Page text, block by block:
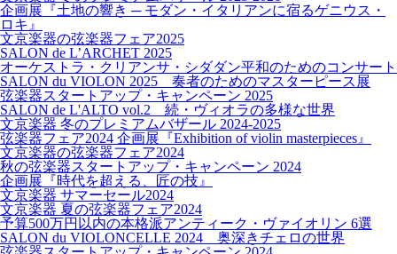
企画展『土地の響き ─ モダン・イタリアンに宿るゲニウス・
ロキ』
文京楽器の弦楽器フェア2025
SALON de L’ARCHET 2025
オーケストラ・クリアンサ・シダダン平和のためのコンサート
SALON du VIOLON 2025 奏者のためのマスターピース展
弦楽器スタートアップ・キャンペーン 2025
SALON de L'ALTO vol.2 続・ヴィオラの多様な世界
文京楽器 冬のプレミアムバザール 2024-2025
弦楽器フェア2024 企画展『Exhibition of violin masterpieces』
文京楽器の弦楽器フェア2024
秋の弦楽器スタートアップ・キャンペーン 2024
企画展『時代を超える、匠の技』
文京楽器 サマーセール2024
文京楽器 夏の弦楽器フェア2024
予算500万円以内の本格派アンティーク・ヴァイオリン 6選
SALON du VIOLONCELLE 2024 奥深きチェロの世界